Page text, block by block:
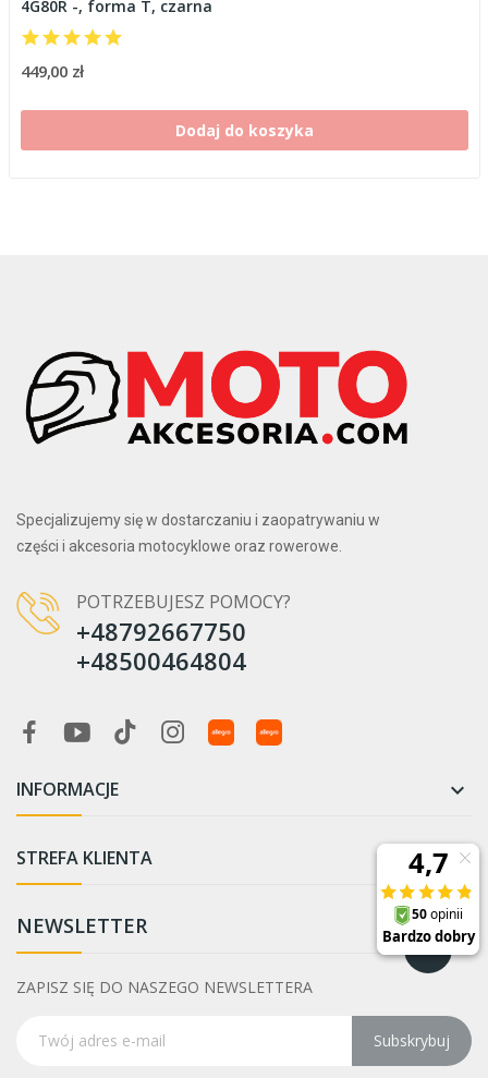
4G80R -, forma T, czarna
449,00 zł
Dodaj do koszyka
Specjalizujemy się w dostarczaniu i zaopatrywaniu w
części i akcesoria motocyklowe oraz rowerowe.
POTRZEBUJESZ POMOCY?
+48792667750
+48500464804
INFORMACJE 
STREFA KLIENTA 
NEWSLETTER
ZAPISZ SIĘ DO NASZEGO NEWSLETTERA
Subskrybuj